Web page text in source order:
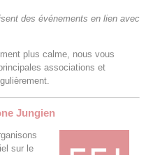
des événements en lien avec
plus calme, nous vous
associations et
Jungien
sur le